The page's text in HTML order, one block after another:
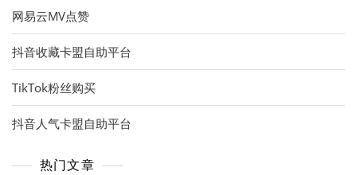
网易云MV点赞
抖音收藏卡盟自助平台
TikTok粉丝购买
抖音人气卡盟自助平台
热门文章